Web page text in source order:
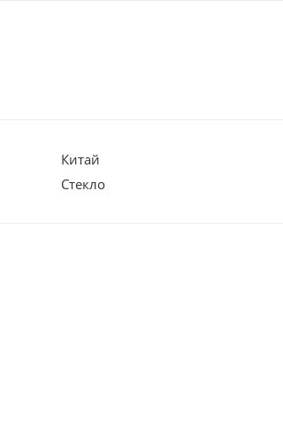
Китай
Стекло